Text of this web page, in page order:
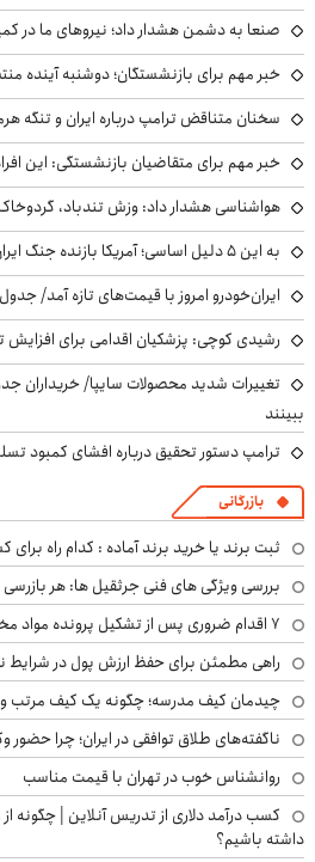
صنعا به دشمن هشدار داد؛ نیروهای ما در
خبر مهم برای بازنشستگان؛ دوشنبه آینده
سخنان متناقض ترامپ درباره ایران و تنگه
خبر مهم برای متقاضیان بازنشستگی: این افراد باید ۵ سال بیشتر
هواشناسی هشدار داد: وزش تندباد، گردوخاک و رگبار
به این ۵ دلیل اساسی؛ آمریکا بازنده جنگ ایران است
ایران‌خودرو امروز با قیمت‌های تازه آمد/ جدول جمعه ۱۶
رشیدی کوچی: پزشکیان اقدامی برای افزایش
ببینند
ترامپ دستور تحقیق درباره افشای کمبود
بازرگانی
ثبت برند یا خرید برند آماده : کدام راه
بررسی ویژگی های فنی جرثقیل ها: هر بازرسی
۷ اقدام ضروری پس از تشکیل پرونده مواد مخدر؛ راهنمای خانواده‌ها
راهی مطمئن برای حفظ ارزش پول در شرایط
چیدمان کیف مدرسه؛ چگونه یک کیف مرتب
ناگفته‌های طلاق توافقی در ایران؛ چرا
روانشناس خوب در تهران با قیمت مناسب
کسب درآمد دلاری از تدریس آنلاین | چگونه
داشته باشیم؟